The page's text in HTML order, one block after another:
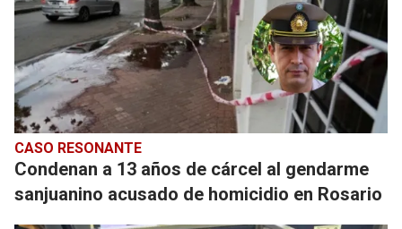
CASO RESONANTE
Condenan a 13 años de cárcel al gendarme
sanjuanino acusado de homicidio en Rosario